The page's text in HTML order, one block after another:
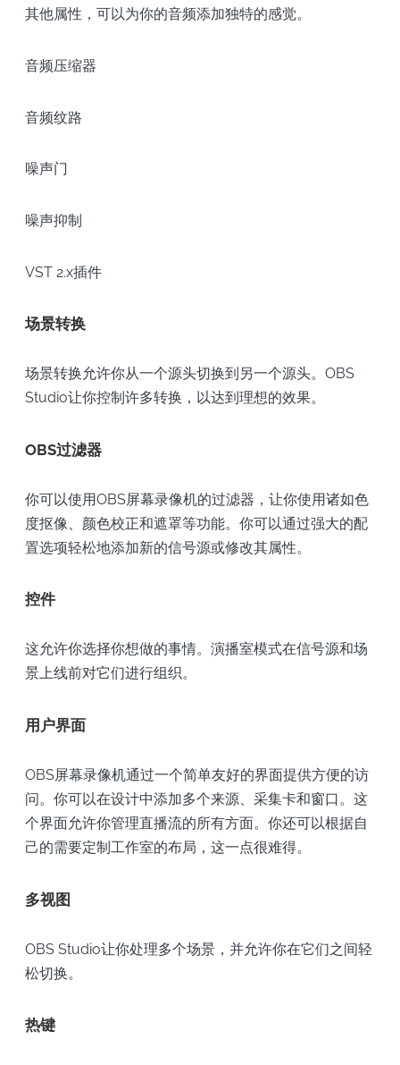
其他属性，可以为你的音频添加独特的感觉。
音频压缩器
音频纹路
噪声门
噪声抑制
VST 2.x插件
场景转换
场景转换允许你从一个源头切换到另一个源头。OBS
Studio让你控制许多转换，以达到理想的效果。
OBS过滤器
你可以使用OBS屏幕录像机的过滤器，让你使用诸如色
度抠像、颜色校正和遮罩等功能。你可以通过强大的配
置选项轻松地添加新的信号源或修改其属性。
控件
这允许你选择你想做的事情。演播室模式在信号源和场
景上线前对它们进行组织。
用户界面
OBS屏幕录像机通过一个简单友好的界面提供方便的访
问。你可以在设计中添加多个来源、采集卡和窗口。这
个界面允许你管理直播流的所有方面。你还可以根据自
己的需要定制工作室的布局，这一点很难得。
多视图
OBS Studio让你处理多个场景，并允许你在它们之间轻
松切换。
热键